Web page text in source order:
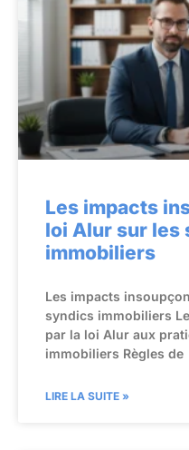
Les impacts
loi Alur sur les
immobiliers
Les impacts
syndics immobiliers
par la loi Alur aux
immobiliers Règles de
LIRE LA SUITE »